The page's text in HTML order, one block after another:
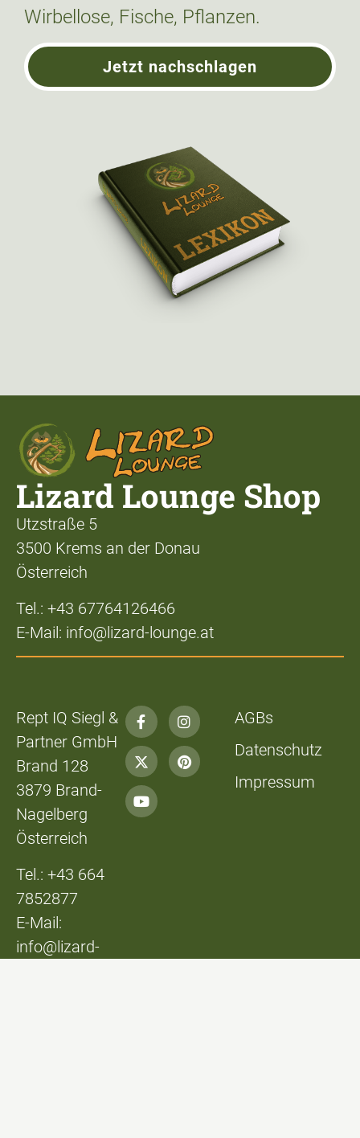
Wirbellose, Fische, Pflanzen.
Jetzt nachschlagen
Lizard Lounge Shop
Utzstraße 5
3500 Krems an der Donau
Österreich
Tel.: +43 67764126466
E-Mail: info@lizard-lounge.at
Rept IQ Siegl &
Partner GmbH
Brand 128
3879 Brand-
Nagelberg
Österreich
Tel.: +43 664
7852877
E-Mail:
info@lizard-
AGBs
Datenschutz
Impressum